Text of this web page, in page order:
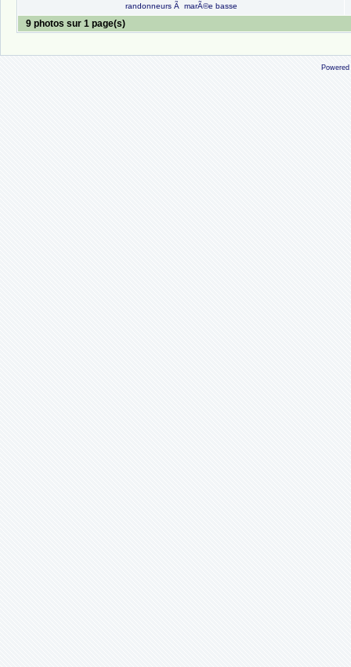
randonneurs Ã marÃ©e basse
9 photos sur 1 page(s)